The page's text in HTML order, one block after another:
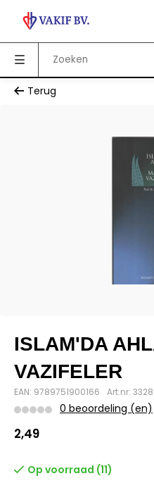
Terug
ISLAM'DA
VAZIFELER
EAN: 9789751900166 Art.nr: 3328
0 beoordeling (en)
2,49
Op voorraad (11)